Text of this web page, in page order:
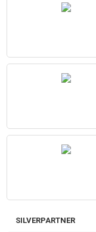
SILVERPARTNER